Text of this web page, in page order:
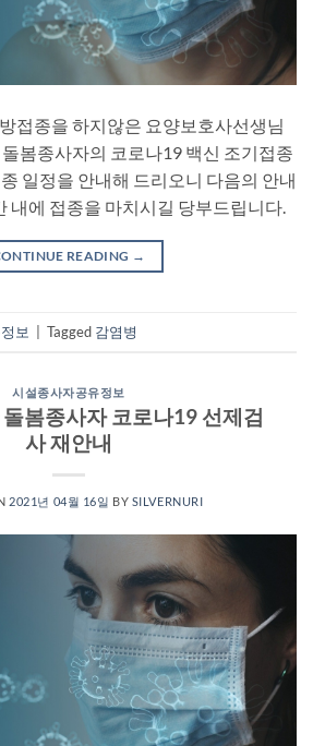
접종을 하지않은 요양보호사선생님
봄종사자의 코로나19 백신 조기접종
일정을 안내해 드리오니 다음의 안내
내에 접종을 마치시길 당부드립니다.
READING →
보 Tagged 감염병
시설종사자공유정보
봄종사자 코로나19 선제검
사 재안내
2021년 04월 16일 BY SILVERNURI